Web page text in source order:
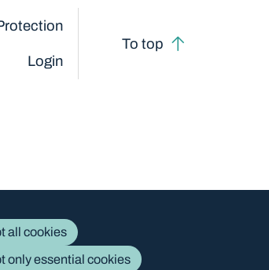
all cookies
only essential cookies
Login
To top